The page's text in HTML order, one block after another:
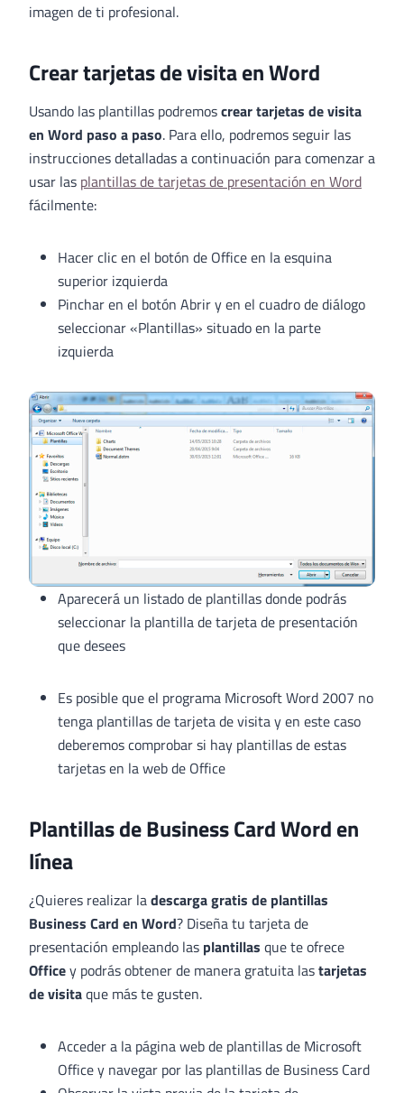
imagen de ti profesional.
Crear tarjetas de visita en Word
Usando las plantillas podremoscrear tarjetas de visita
en Word paso a paso. Para ello, podremos seguir las
instrucciones detalladas a continuación para comenzar a
usar las plantillas de tarjetas de presentación en Word
fácilmente:
Hacer clic en el botón de Office en la esquina
superior izquierda
Pinchar en el botón Abrir y en el cuadro de diálogo
seleccionar «Plantillas» situado en la parte
izquierda
Aparecerá un listado de plantillas donde podrás
seleccionar la plantilla de tarjeta de presentación
que desees
Es posible que el programa Microsoft Word 2007 no
tenga plantillas de tarjeta de visita y en este caso
deberemos comprobar si hay plantillas de estas
tarjetas en la web de Office
Plantillas de Business Card Word en
línea
¿Quieres realizar ladescarga gratis de plantillas
Business Card en Word? Diseña tu tarjeta de
presentación empleando las plantillas que te ofrece
Officey podrás obtener de manera gratuita lastarjetas
de visitaque más te gusten.
Acceder a la página web de plantillas de Microsoft
Office y navegar por las plantillas de Business Card